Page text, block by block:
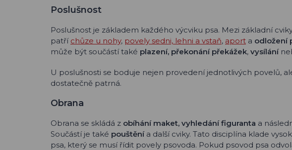
Poslušnost
Poslušnost je základem každého výcviku psa. Mezi základní
patří chůze u nohy, povely sedni, lehni a vstaň, aport a odložení
může být součástí také plazení, překonání překážek, vysílání
U poslušnosti se boduje nejen provedení jednotlivých povelů,
dostatečně patrná.
Obrana
Obrana se skládá z obíhání maket, vyhledání figuranta a
Součástí je také pouštěnía další cviky. Tato disciplína klade
psa, který se musí řídit povely psovoda. Pokud psovod psa